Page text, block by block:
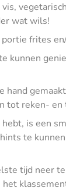
wat wils!
frites
kunnen
hand
tot reken- en
is een
te
tijd neer